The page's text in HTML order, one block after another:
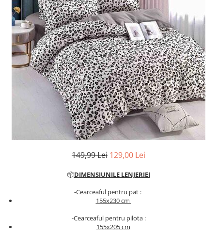
Cearceaf cu elastic
Cearceaf normal
Lenjerii De Pat Creponate
Lenjerii De Pat Bumbac Poplin 2
Persoane
Lenjerii De Pat Bumbac Poplin,
Matlasate, 2 Persoane
Lenjerii De Pat Bumbac Satinat 2
Lenjerii De Pat Volanase
Lenjerii De Pat, Finet Premium 3D,
Lenjerii De Pat Jacquard
Lenjerii De Pat Catifea
Lenjerii De Pat Cocolino
Set Lenjerie De Pat Blana
Artificiala De Iepure, 6 Piese, 2
Persoane
Set Lenjerie Pat Blanita Iepure, 6
149,99 Lei 129,00 Lei
📦DIMENSIUNILE LENJERIEI
-Cearceaful pentru pat :
155x230 cm
-Cearceaful pentru pilota :
155x205 cm